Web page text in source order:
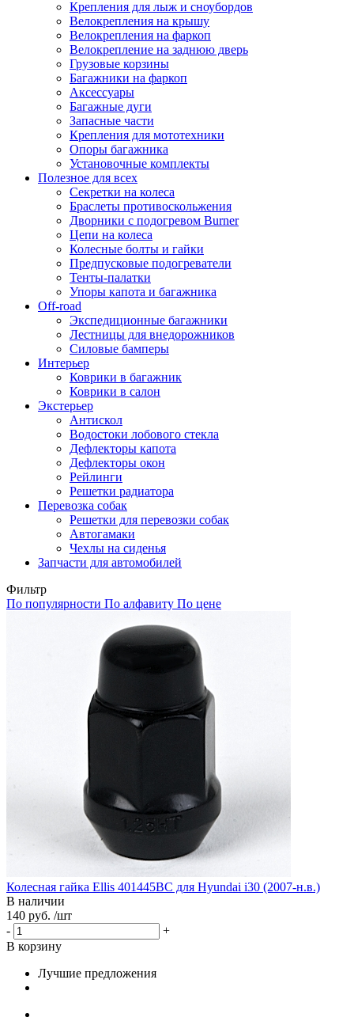
Крепления для лыж и сноубордов
Велокрепления на крышу
Велокрепления на фаркоп
Велокрепление на заднюю дверь
Грузовые корзины
Багажники на фаркоп
Аксессуары
Багажные дуги
Запасные части
Крепления для мототехники
Опоры багажника
Установочные комплекты
Полезное для всех
Секретки на колеса
Браслеты противоскольжения
Дворники с подогревом Burner
Цепи на колеса
Колесные болты и гайки
Предпусковые подогреватели
Тенты-палатки
Упоры капота и багажника
Off-road
Экспедиционные багажники
Лестницы для внедорожников
Силовые бамперы
Интерьер
Коврики в багажник
Коврики в салон
Экстерьер
Антискол
Водостоки лобового стекла
Дефлекторы капота
Дефлекторы окон
Рейлинги
Решетки радиатора
Перевозка собак
Решетки для перевозки собак
Автогамаки
Чехлы на сиденья
Запчасти для автомобилей
Фильтр
По популярности По алфавиту По цене
Колесная гайка Ellis 401445BC для Hyundai i30 (2007-н.в.)
В наличии
140 руб. /шт
-
+
В корзину
Лучшие предложения